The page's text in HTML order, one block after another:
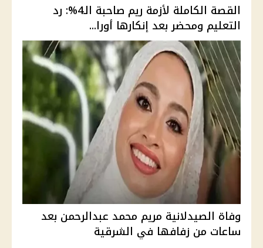
القصة الكاملة لأزمة ريم صاحبة الـ4%: رد
التعليم ومحضر بعد إنكارها أورا...
وفاة الصيدلانية مريم محمد عبدالرحمن بعد
ساعات من زفافها في الشرقية